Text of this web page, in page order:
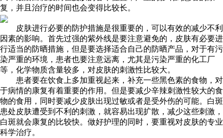
复，并且治疗的时间也会变得比较长。
皮肤进行必要的防护措施是很重要的，可以有效的减少不利
因素的影响。首先过强的紫外线是要注意避免的，皮肤有必要进
行适当的防晒措施，但是要选择适合自己的防晒产品，对于有污
染严重的环境，患者也要注意远离，尤其是污染严重的化工厂
等，化学物质含量较多，对皮肤的刺激性比较大。
患者要在饮食上多加重视起来，补充一些黑色素的食物，对
于病情的康复有着重要的作用。但是要减少辛辣刺激性较大的食
物的食用，同时要减少皮肤出现过敏或者是受外伤的可能。白斑
患处皮肤遭受到不利的刺激，就容易出现扩散，减少这些刺激，
白斑就会康复的比较快。做好护理的同时，要重视对皮肤的专业
科学治疗。